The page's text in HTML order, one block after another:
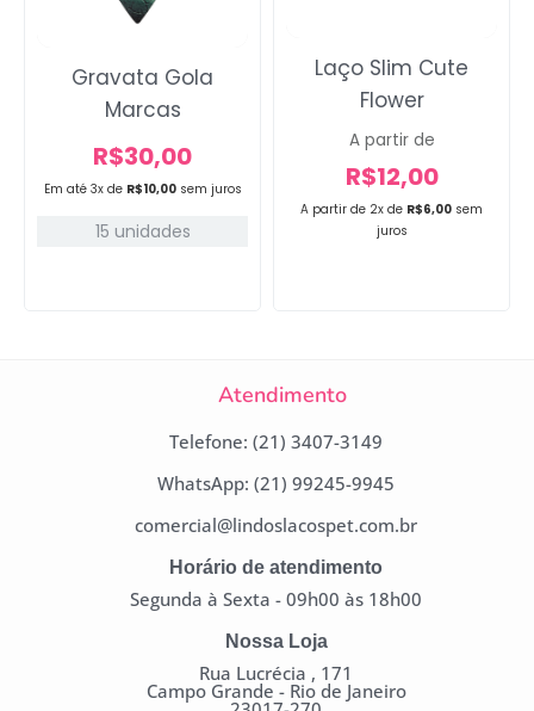
Em até 3x de R$10,00 sem juros
Gravata Gola
Marcas
R$30,00
15 unidades
A partir de 2x de R$6,00 sem
juros
Laço Slim Cute
Flower
A partir de
R$12,00
Atendimento
Telefone: (21) 3407-3149
WhatsApp: (21) 99245-9945
comercial@lindoslacospet.com.br
Horário de atendimento
Segunda à Sexta - 09h00 às 18h00
Nossa Loja
Rua Lucrécia , 171
Campo Grande - Rio de Janeiro